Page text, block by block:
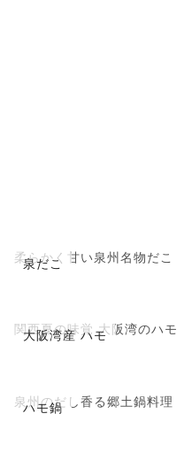
泉だこ
柔らかく甘い泉州名物だこ
大阪湾産 ハモ
関西夏の味覚 大阪湾のハモ
ハモ鍋
泉州のだし香る郷土鍋料理